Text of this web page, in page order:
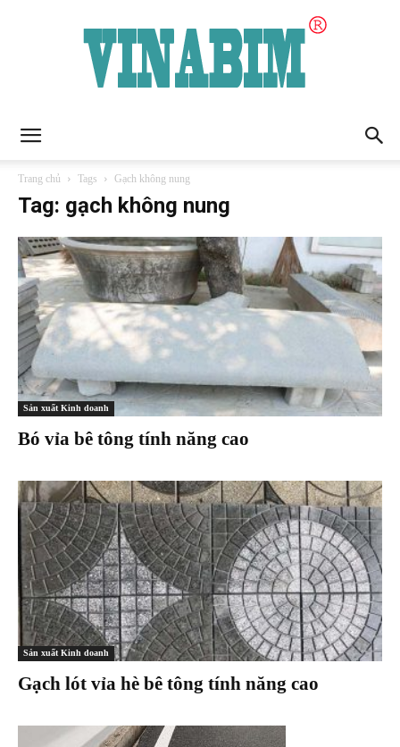
Trang chủ Tags Gạch không nung
Tag: gạch không nung
Sản xuất Kinh doanh
Bó vỉa bê tông tính năng cao
Sản xuất Kinh doanh
Gạch lót vỉa hè bê tông tính năng cao